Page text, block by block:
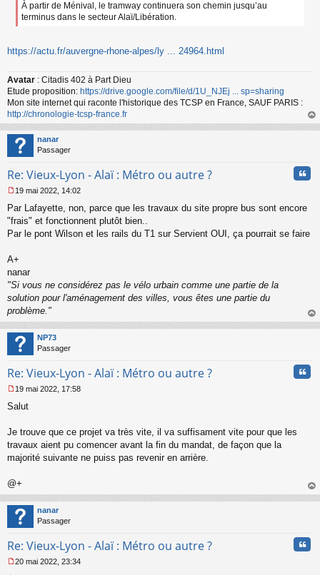
À partir de Ménival, le tramway continuera son chemin jusqu’au
terminus dans le secteur Alaï/Libération.
https://actu.fr/auvergne-rhone-alpes/ly ... 24964.html
Avatar : Citadis 402 à Part Dieu
Etude proposition: https://drive.google.com/file/d/1U_NJEj ... sp=sharing
Mon site internet qui raconte l'historique des TCSP en France, SAUF PARIS :
http://chronologie-tcsp-france.fr
au
nanar
Passager
Re: Vieux-Lyon - Alaï : Métro ou autre ?
e
s
s
e
n
o
n
u
19 mai 2022, 14:02
Par Lafayette, non, parce que les travaux du site propre bus sont encore
"frais" et fonctionnent plutôt bien..
Par le pont Wilson et les rails du T1 sur Servient OUI, ça pourrait se faire
A+
nanar
"Si vous ne considérez pas le vélo urbain comme une partie de la
solution pour l'aménagement des villes, vous êtes une partie du
problème."
au
NP73
Passager
Re: Vieux-Lyon - Alaï : Métro ou autre ?
e
s
g
e
o
n
l
u
19 mai 2022, 17:58
Salut
Je trouve que ce projet va très vite, il va suffisament vite pour que les
travaux aient pu comencer avant la fin du mandat, de façon que la
majorité suivante ne puiss pas revenir en arrière.
@+
au
nanar
Passager
Re: Vieux-Lyon - Alaï : Métro ou autre ?
20 mai 2022, 23:34